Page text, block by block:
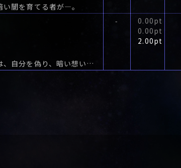
闇を育てる者が―。
誰もが心の中に、人に言えない闇を抱えている。なぜ人は、自分を偽り、暗い想いを育ててしまうのだろうか―。
-
0.00pt
0.00pt
2.00pt